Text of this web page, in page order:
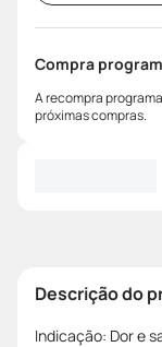
Compra
A recompra
próximas compras.
Descrição do
Indicação: Dor e